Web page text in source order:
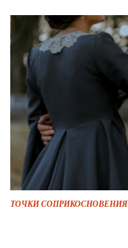
ТОЧКИ СОПРИКОСНОВЕНИЯ